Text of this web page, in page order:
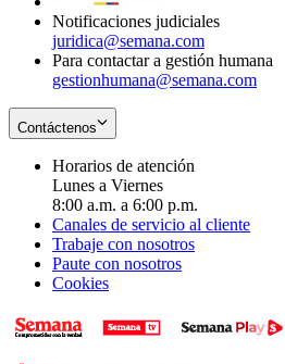
Notificaciones judiciales
juridica@semana.com
Para contactar a gestión humana
gestionhumana@semana.com
Contáctenos
Horarios de atención
Lunes a Viernes
8:00 a.m. a 6:00 p.m.
Canales de servicio al cliente
Trabaje con nosotros
Paute con nosotros
Cookies